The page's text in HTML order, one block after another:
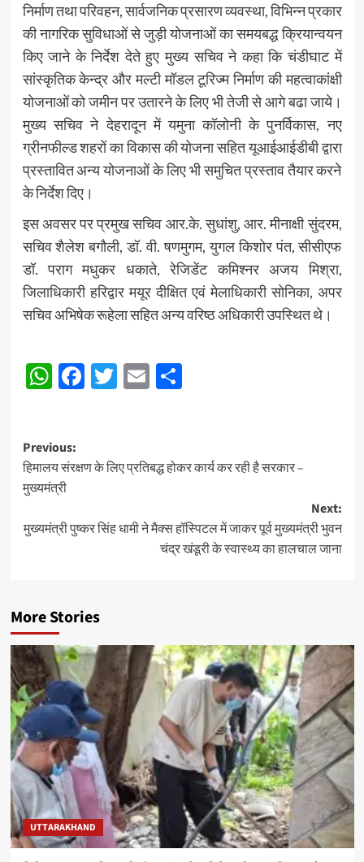
निर्माण तथा परिवहन, सार्वजनिक प्रसारण व्यवस्था, विभिन्न प्रकार
की नागरिक सुविधाओं से जुड़ी योजनाओं का समयबद्ध क्रियान्वयन
किए जाने के निर्देश देते हुए मुख्य सचिव ने कहा कि चंडीघाट में
सांस्कृतिक केन्द्र और मल्टी मॉडल टूरिज्म निर्माण की महत्वाकांक्षी
योजनाओं को जमीन पर उतारने के लिए भी तेजी से आगे बढा जाये।
मुख्य सचिव ने देहरादून में यमुना कॉलोनी के पुनर्विकास, नए
ग्रीनफील्ड शहरों का विकास की योजना सहित यूआईआईडीबी द्वारा
प्रस्तावित अन्य योजनाओं के लिए भी समुचित प्रस्ताव तैयार करने
के निर्देश दिए।
इस अवसर पर प्रमुख सचिव आर.के. सुधांशु, आर. मीनाक्षी सुंदरम,
सचिव शैलेश बगौली, डॉ. वी. षणमुगम, युगल किशोर पंत, सीसीएफ
डॉ. पराग मधुकर धकाते, रेजिडेंट कमिश्नर अजय मिश्रा,
जिलाधिकारी हरिद्वार मयूर दीक्षित एवं मेलाधिकारी सोनिका, अपर
सचिव अभिषेक रूहेला सहित अन्य वरिष्ठ अधिकारी उपस्थित थे।
Post
navigation
WhatsApp
Facebook
Twitter
EmailShare
Post
navigation
Previous:
हिमालय संरक्षण के लिए प्रतिबद्ध होकर कार्य कर रही है सरकार –
मुख्यमंत्री
Next:
मुख्यमंत्री पुष्कर सिंह धामी ने मैक्स हॉस्पिटल में जाकर पूर्व मुख्यमंत्री भुवन
चंद्र खंडूरी के स्वास्थ्य का हालचाल जाना
More Stories
UTTARAKHAND